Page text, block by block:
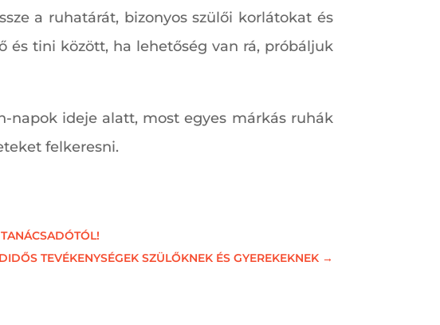
a ruhatárát, bizonyos szülői korlátokat és
és tini között, ha lehetőség van rá, próbáljuk
napok ideje alatt, most egyes márkás ruhák
felkeresni.
TEVÉKENYSÉGEK SZÜLŐKNEK ÉS GYEREKEKNEK→